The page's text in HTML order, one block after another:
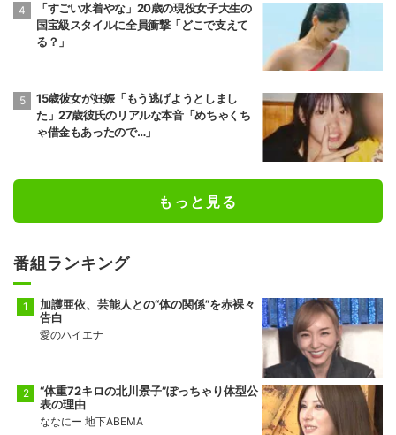
「すごい水着やな」20歳の現役女子大生の
国宝級スタイルに全員衝撃「どこで支えて
る？」
15歳彼女が妊娠「もう逃げようとしまし
た」27歳彼氏のリアルな本音「めちゃくち
ゃ借金もあったので…」
もっと見る
番組ランキング
加護亜依、芸能人との“体の関係”を赤裸々
告白
愛のハイエナ
“体重72キロの北川景子”ぽっちゃり体型公
表の理由
ななにー 地下ABEMA